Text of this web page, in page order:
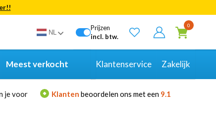
NL
Prijzen
incl. btw.
0
Meest verkocht Klantenservice Zakelijk
je voor Klanten beoordelen ons met een 9.1